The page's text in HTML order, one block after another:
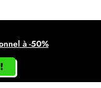
à -50%